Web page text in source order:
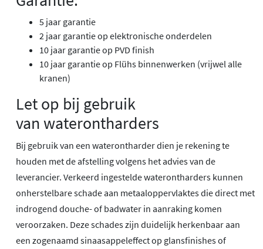
5 jaar garantie
2 jaar garantie op elektronische onderdelen
10 jaar garantie op PVD finish
10 jaar garantie op Flühs binnenwerken (vrijwel alle
kranen)
Let op bij gebruik
van waterontharders
Bij gebruik van een waterontharder dien je rekening te
houden met de afstelling volgens het advies van de
leverancier. Verkeerd ingestelde waterontharders kunnen
onherstelbare schade aan metaaloppervlaktes die direct met
indrogend douche- of badwater in aanraking komen
veroorzaken. Deze schades zijn duidelijk herkenbaar aan
een zogenaamd sinaasappeleffect op glansfinishes of